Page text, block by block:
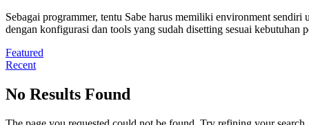
Sebagai programmer, tentu Sabe harus memiliki environment
dengan konfigurasi dan tools yang sudah disetting sesuai
Featured
Recent
No Results Found